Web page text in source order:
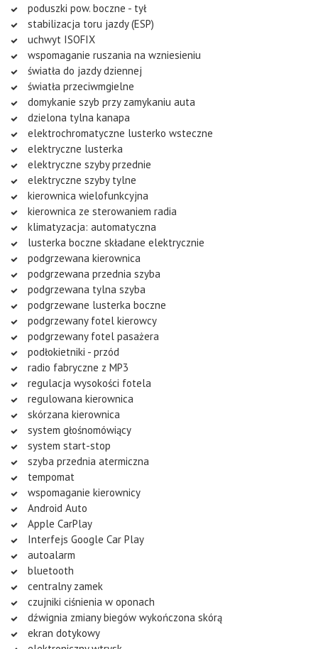
poduszki pow. boczne - tył
stabilizacja toru jazdy (ESP)
uchwyt ISOFIX
wspomaganie ruszania na wzniesieniu
światła do jazdy dziennej
światła przeciwmgielne
domykanie szyb przy zamykaniu auta
dzielona tylna kanapa
elektrochromatyczne lusterko wsteczne
elektryczne lusterka
elektryczne szyby przednie
elektryczne szyby tylne
kierownica wielofunkcyjna
kierownica ze sterowaniem radia
klimatyzacja: automatyczna
lusterka boczne składane elektrycznie
podgrzewana kierownica
podgrzewana przednia szyba
podgrzewana tylna szyba
podgrzewane lusterka boczne
podgrzewany fotel kierowcy
podgrzewany fotel pasażera
podłokietniki - przód
radio fabryczne z MP3
regulacja wysokości fotela
regulowana kierownica
skórzana kierownica
system głośnomówiący
system start-stop
szyba przednia atermiczna
tempomat
wspomaganie kierownicy
Android Auto
Apple CarPlay
Interfejs Google Car Play
autoalarm
bluetooth
centralny zamek
czujniki ciśnienia w oponach
dźwignia zmiany biegów wykończona skórą
ekran dotykowy